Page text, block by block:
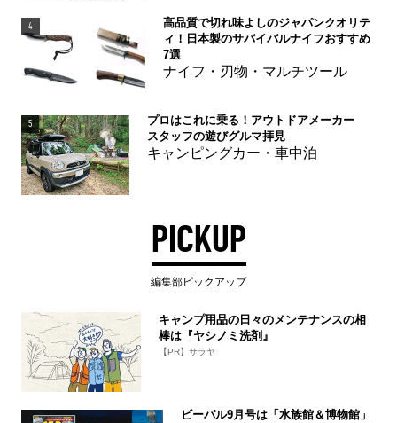
4
高品質で切れ味よしのジャパンクオリテ
ィ！日本製のサバイバルナイフおすすめ
7選
ナイフ・刃物・マルチツール
5
プロはこれに乗る！アウトドアメーカー
スタッフの遊びグルマ拝見
キャンピングカー・車中泊
PICKUP
編集部ピックアップ
キャンプ用品の日々のメンテナンスの相
棒は『ヤシノミ洗剤』
【PR】サラヤ
ビーパル9月号は「水族館＆博物館」